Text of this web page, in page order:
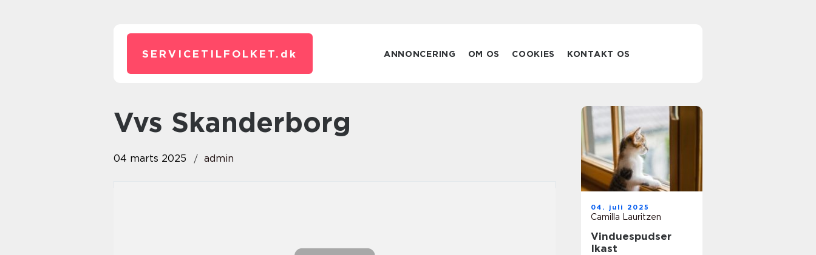
SERVICETILFOLKET. dk ANNONCERING OM OS COOKIES KONTAKT OS
Vvs Skanderborg
04 marts 2025 admin
04. juli 2025
Camilla Lauritzen
Vinduespudser
Ikast